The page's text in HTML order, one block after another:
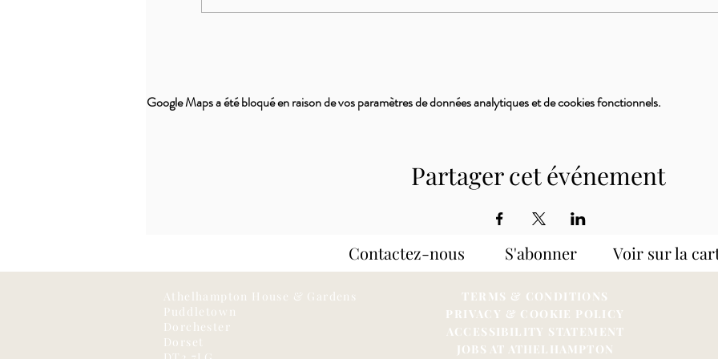
Google Maps a été bloqué en raison de vos paramètres de données analytiques et de cookies fonctionnels.
Partager cet événement
Contactez-nous S'abonner Voir sur la
Athelhampton House & Gardens
Puddletown
Dorchester
Dorset
TERMS & CONDITIONS
PRIVACY & COOKIE POLICY
ACCESSIBILITY STATEMENT
JOBS AT ATHELHAMPTON